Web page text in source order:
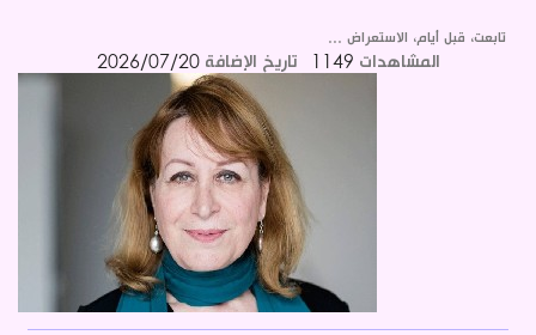
تابعت، قبل أيام، الاستعراض ...
المشاهدات تاريخ الإضافة 2026/07/20